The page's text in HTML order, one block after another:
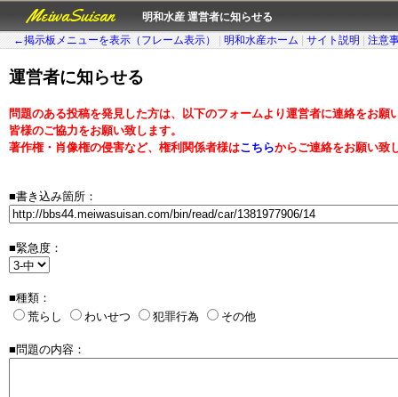
MeiwaSuisan
明和水産 運営者に知らせる
←掲示板メニューを表示（フレーム表示）
明和水産ホーム サイト説明 注意
運営者に知らせる
問題のある投稿を発見した方は、以下のフォームより運営者に連絡をお願
皆様のご協力をお願い致します。
著作権・肖像権の侵害など、権利関係者様はこちらからご連絡をお願い致
■書き込み箇所：
■緊急度：
■種類：
荒らし
わいせつ 犯罪行為 その他
■問題の内容：